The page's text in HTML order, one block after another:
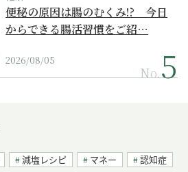
便秘の原因は腸のむくみ!? 今日
からできる腸活習慣をご紹…
2026/08/05
No.
減塩レシピ マネー
認知症